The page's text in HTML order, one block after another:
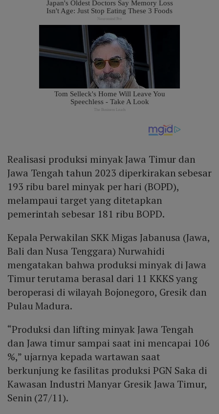
Realisasi produksi minyak Jawa Timur dan
Jawa Tengah tahun 2023 diperkirakan sebesar
193 ribu barel minyak per hari (BOPD),
melampaui target yang ditetapkan
pemerintah sebesar 181 ribu BOPD.
Kepala Perwakilan SKK Migas Jabanusa (Jawa,
Bali dan Nusa Tenggara) Nurwahidi
mengatakan bahwa produksi minyak di Jawa
Timur terutama berasal dari 11 KKKS yang
beroperasi di wilayah Bojonegoro, Gresik dan
Pulau Madura.
“Produksi dan lifting minyak Jawa Tengah
dan Jawa timur sampai saat ini mencapai 106
%,” ujarnya kepada wartawan saat
berkunjung ke fasilitas produksi PGN Saka di
Kawasan Industri Manyar Gresik Jawa Timur,
Senin (27/11).